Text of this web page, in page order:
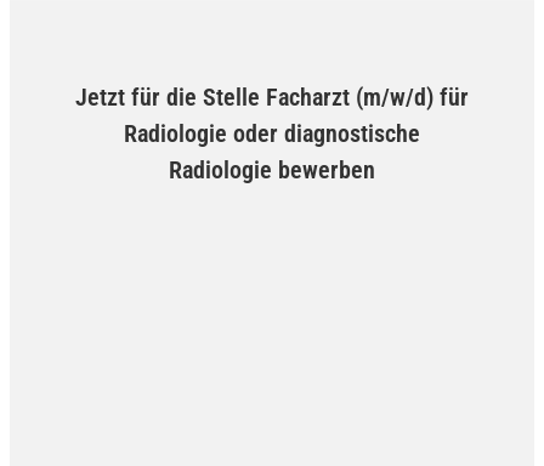
Jetzt für die Stelle Facharzt (m/w/d) für
Radiologie oder diagnostische
Radiologie bewerben